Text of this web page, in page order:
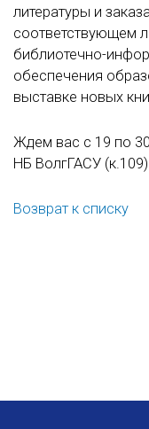
литературы и
соответствующем
библиотечно-
обеспечения
выставке новых
Ждем вас с 19 по
НБ ВолгГАСУ (к.109).
Возврат к списку